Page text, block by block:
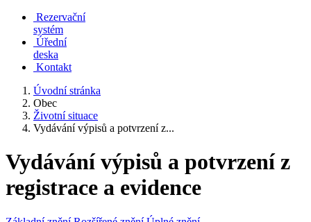
Rezervační
systém
Úřední
deska
Kontakt
Úvodní stránka
Obec
Životní situace
Vydávání výpisů a potvrzení z...
Vydávání výpisů a potvrzení z
registrace a evidence